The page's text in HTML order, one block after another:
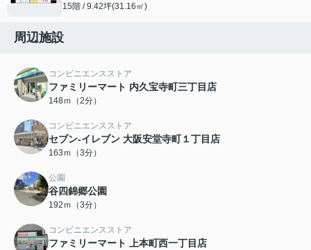
15階 / 9.42坪(31.16㎡)
周辺施設
コンビニエンスストア
ファミリーマート 内久宝寺町三丁目店
148ｍ（2分）
コンビニエンスストア
セブン-イレブン 大阪安堂寺町１丁目店
163ｍ（3分）
公園
谷四錦郷公園
192ｍ（3分）
コンビニエンスストア
ファミリーマート 上本町西一丁目店